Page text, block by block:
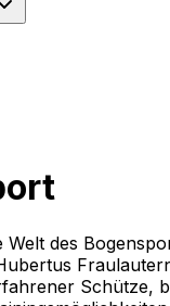
Welt des
Schütze,